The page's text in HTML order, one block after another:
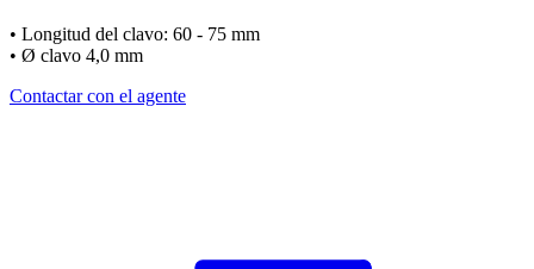
• Longitud del clavo: 60 - 75 mm
• Ø clavo 4,0 mm
Contactar con el agente